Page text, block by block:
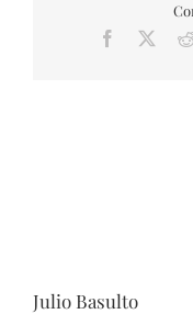
Facebook
Julio Basulto